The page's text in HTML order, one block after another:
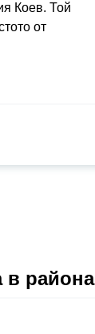
Коев. Той
от
в района